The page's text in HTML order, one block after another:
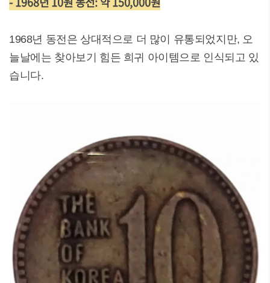
1968년 동전은 상대적으로 더 많이 유통되었지만, 오
늘날에는 찾아보기 힘든 희귀 아이템으로 인식되고 있
습니다.